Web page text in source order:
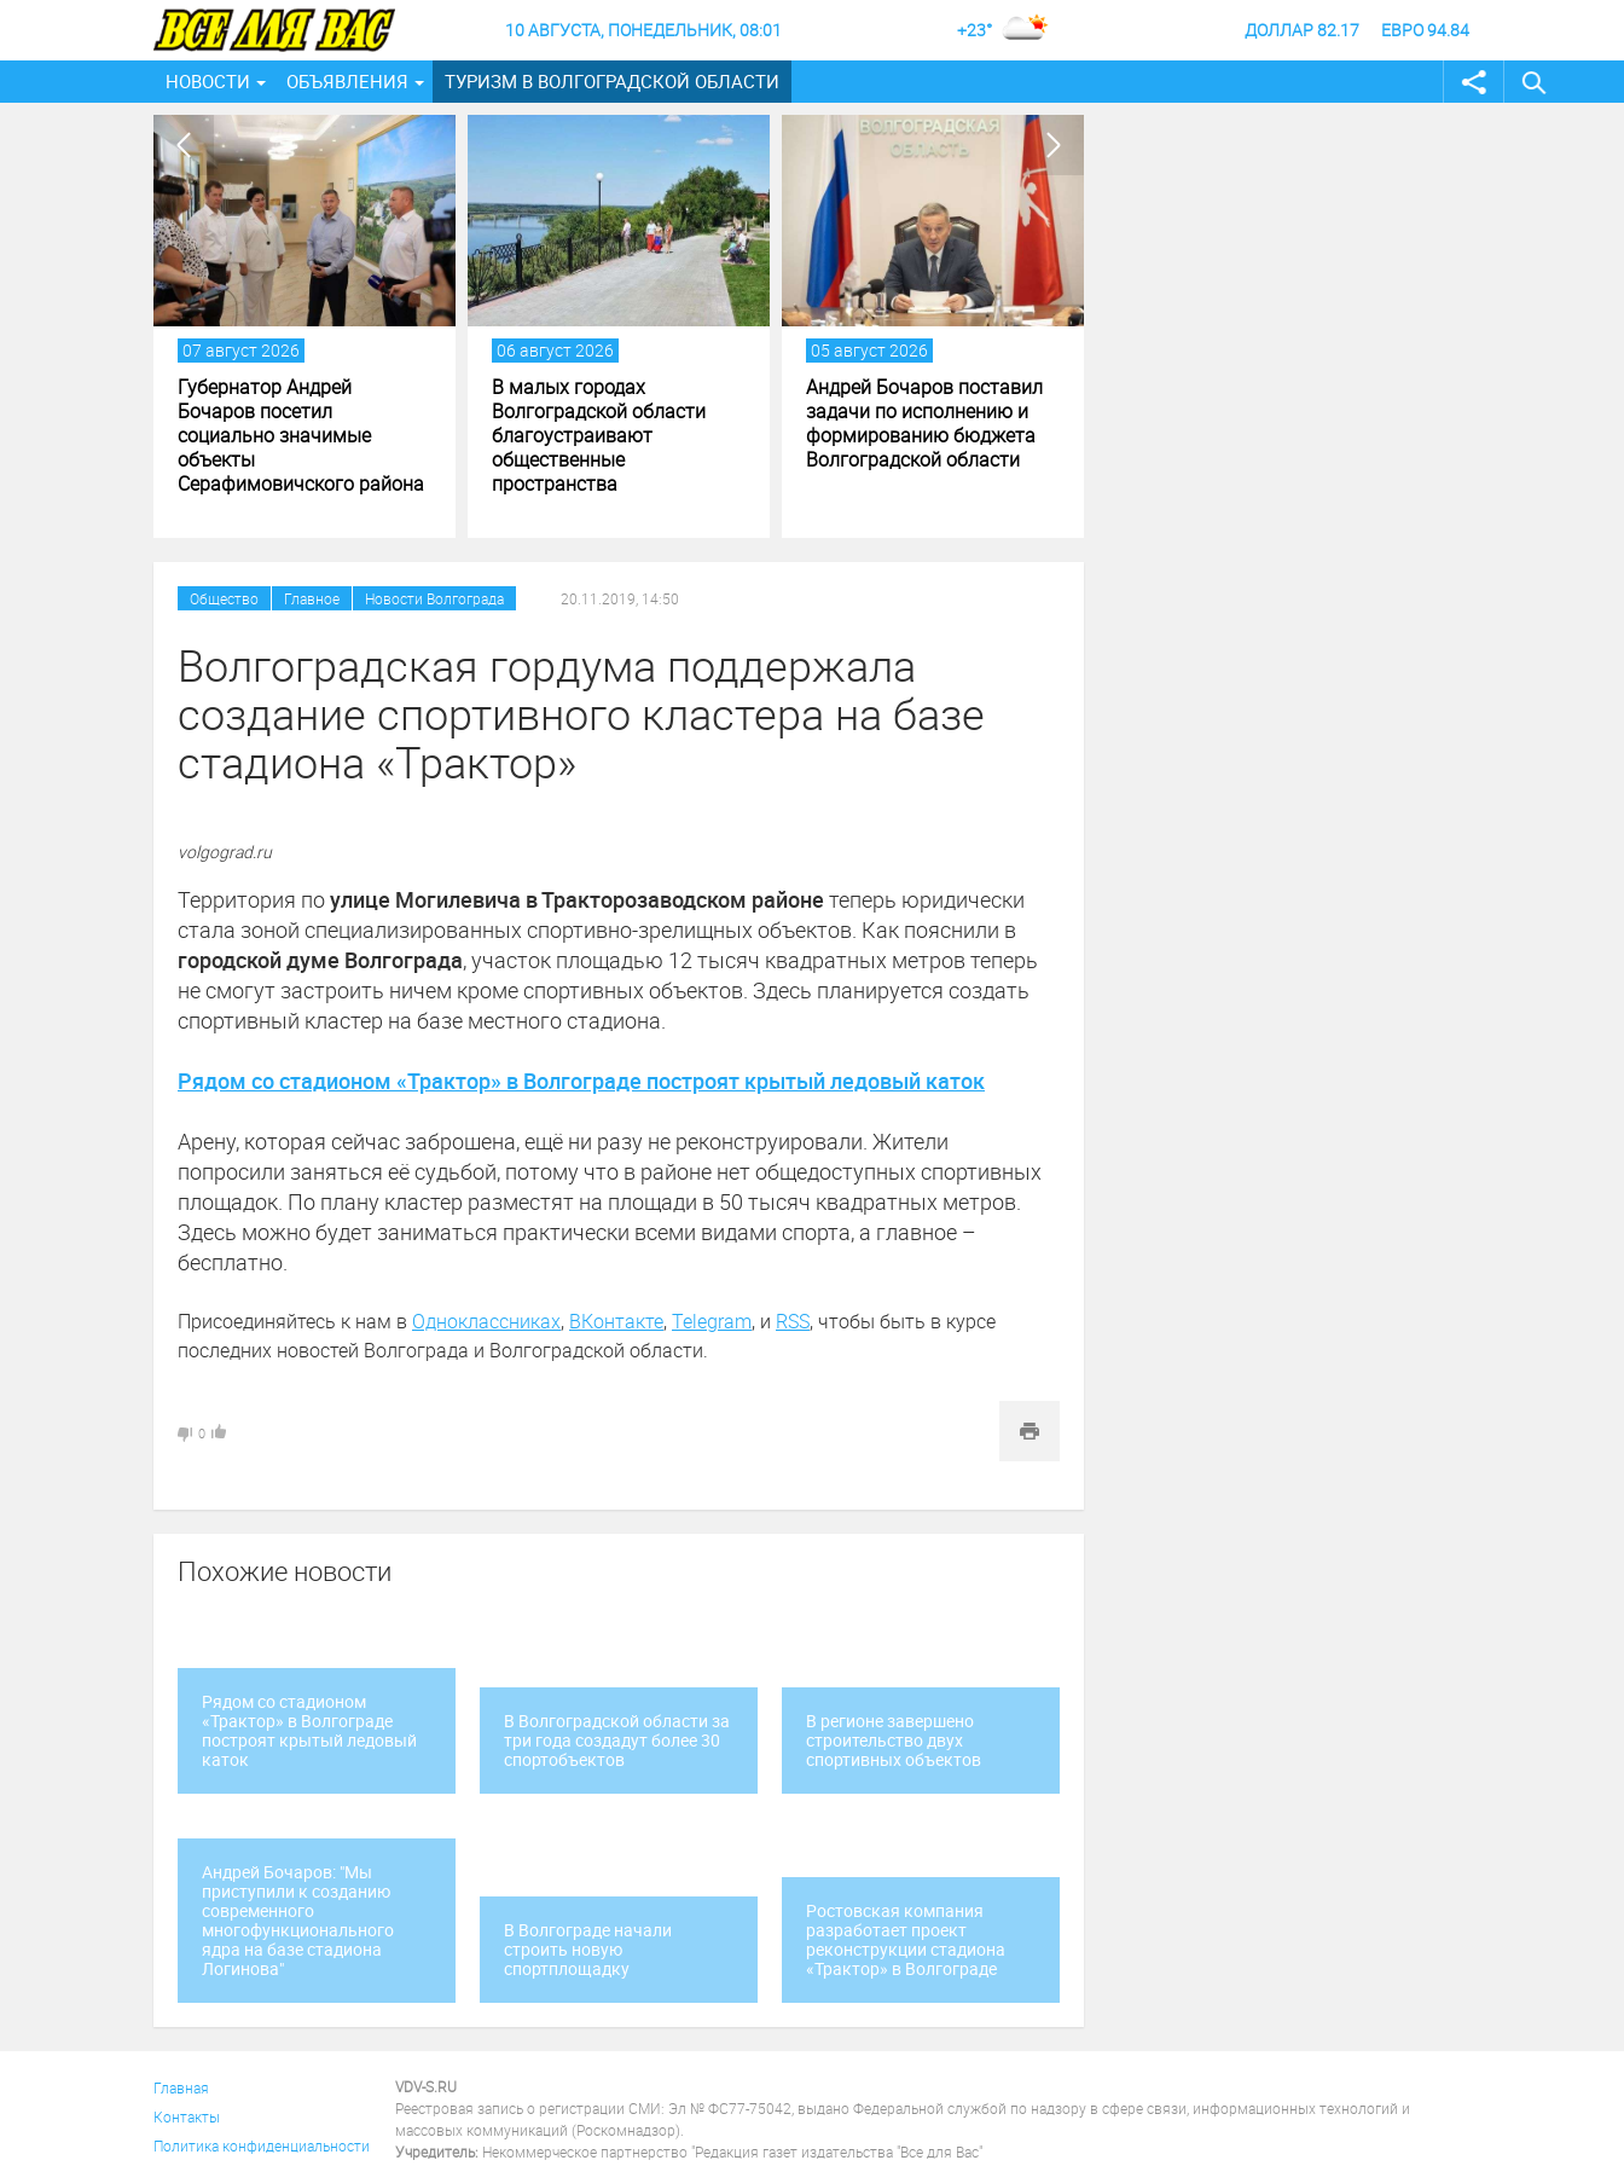
10 АВГУСТА, ПОНЕДЕЛЬНИК, 08:01 +23° ДОЛЛАР 82.17 ЕВРО 94.84
НОВОСТИ ОБЪЯВЛЕНИЯ ТУРИЗМ В ВОЛГОГРАДСКОЙ ОБЛАСТИ
07 август 2026
Губернатор Андрей
Бочаров посетил
социально значимые
объекты
Серафимовичского района
06 август 2026
В малых городах
Волгоградской области
благоустраивают
общественные
пространства
05 август 2026
Андрей Бочаров поставил
задачи по исполнению и
формированию бюджета
Волгоградской области
Общество Главное Новости Волгограда 20.11.2019, 14:50
Волгоградская гордума поддержала
создание спортивного кластера на базе
стадиона «Трактор»
volgograd.ru
Территория поулице Могилевича в Тракторозаводском районе теперь юридически
стала зоной специализированных спортивно-зрелищных объектов. Как пояснили в
городской думе Волгограда, участок площадью 12 тысяч квадратных метров теперь
не смогут застроить ничем кроме спортивных объектов. Здесь планируется создать
спортивный кластер на базе местного стадиона.
Рядом со стадионом «Трактор» в Волгограде построят крытый ледовый каток
Арену, которая сейчас заброшена, ещё ни разу не реконструировали. Жители
попросили заняться её судьбой, потому что в районе нет общедоступных спортивных
площадок. По плану кластер разместят на площади в 50 тысяч квадратных метров.
Здесь можно будет заниматься практически всеми видами спорта, а главное –
бесплатно.
Присоединяйтесь к нам в Одноклассниках, ВКонтакте,Telegram, и RSS, чтобы быть в курсе
последних новостей Волгограда и Волгоградской области.
0
Похожие новости
Рядом со стадионом
«Трактор» в Волгограде
построят крытый ледовый
каток
В Волгоградской области за
три года создадут более 30
спортобъектов
В регионе завершено
строительство двух
спортивных объектов
Андрей Бочаров: "Мы
приступили к созданию
современного
многофункционального
ядра на базе стадиона
Логинова"
В Волгограде начали
строить новую
спортплощадку
Ростовская компания
разработает проект
реконструкции стадиона
«Трактор» в Волгограде
Главная
Контакты
Политика конфиденциальности
VDV-S.RU
Реестровая запись о регистрации СМИ: Эл № ФС77-75042, выдано Федеральной службой по надзору в сфере связи, информационных технологий и
массовых коммуникаций (Роскомнадзор).
Учредитель: Некоммерческое партнерство "Редакция газет издательства "Все для Вас"